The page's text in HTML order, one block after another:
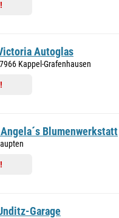
Autoglas
Kappel-Grafenhausen
Blumenwerkstatt
Garage